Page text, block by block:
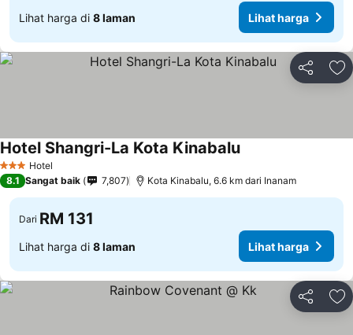
Lihat harga di 8 laman Lihat harga
Kongsi
3 BintangHotel
Hotel Shangri-La Kota KinabaluLihat harga
8.1 Sangat baik 7,807 Kota Kinabalu, 6.6 km dari Inanam
Dari RM 131
Lihat harga di 8 laman Lihat harga
Kongsi